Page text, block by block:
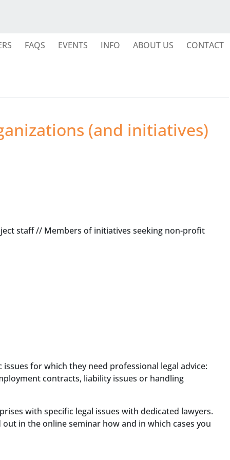
FAQS EVENTS INFO ABOUT US CONTACT
(and initiatives)
staff // Members of initiatives seeking non-profit
for which they need professional legal advice:
contracts, liability issues or handling
with specific legal issues with dedicated lawyers.
in the online seminar how and in which cases you